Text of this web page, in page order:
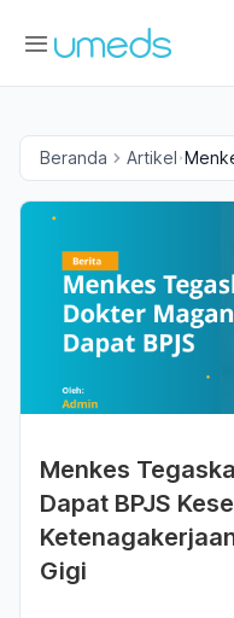
Beranda Artikel
Menkes
Dapat BPJS
Gigi